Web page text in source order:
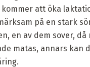
att öka
på en stark
en av dem sover, då
matas, annars kan